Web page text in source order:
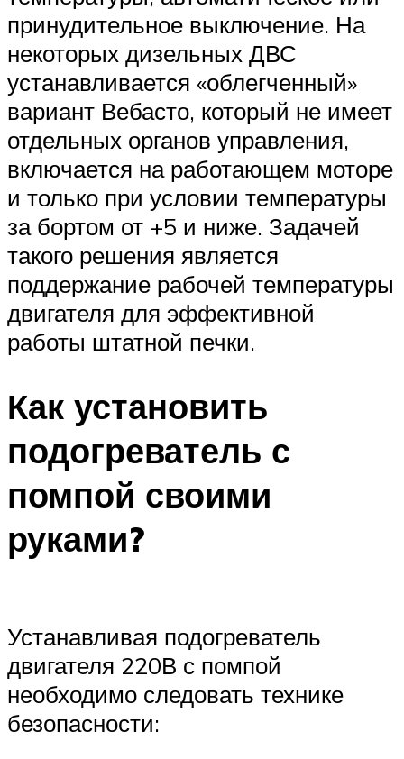
принудительное выключение. На
некоторых дизельных ДВС
устанавливается «облегченный»
вариант Вебасто, который не имеет
отдельных органов управления,
включается на работающем моторе
и только при условии температуры
за бортом от +5 и ниже. Задачей
такого решения является
поддержание рабочей температуры
двигателя для эффективной
работы штатной печки.
Как установить
подогреватель с
помпой своими
руками?
Устанавливая подогреватель
двигателя 220В с помпой
необходимо следовать технике
безопасности: